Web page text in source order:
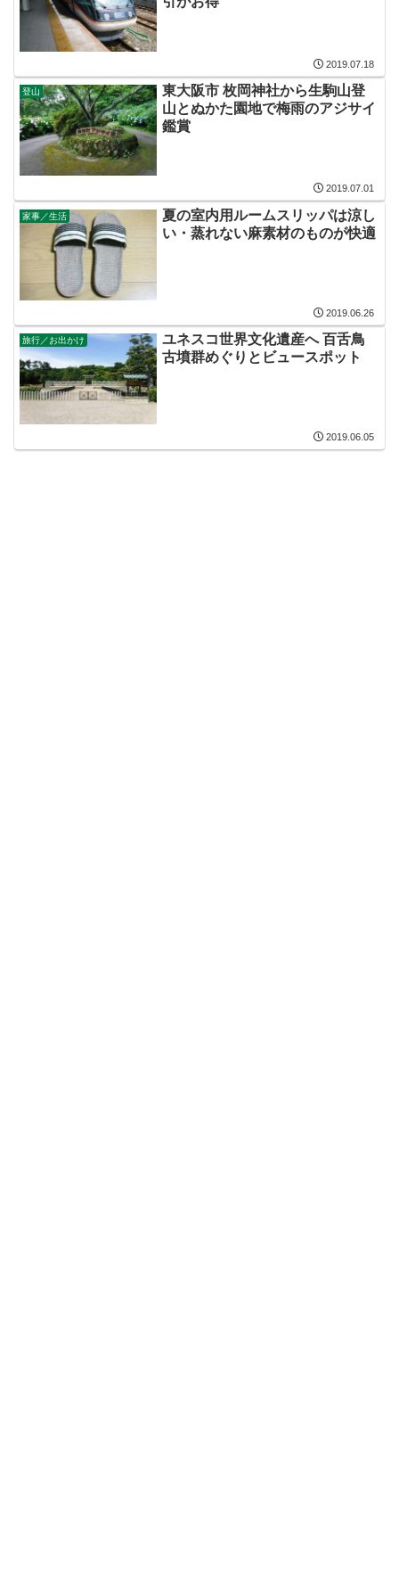
2019.07.18
登山
東大阪市 枚岡神社から生駒山登
山とぬかた園地で梅雨のアジサイ
鑑賞
2019.07.01
家事／生活
夏の室内用ルームスリッパは涼し
い・蒸れない麻素材のものが快適
2019.06.26
旅行／お出かけ
ユネスコ世界文化遺産へ 百舌鳥
古墳群めぐりとビュースポット
2019.06.05